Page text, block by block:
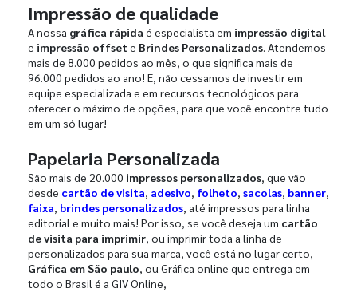
Impressão de qualidade
A nossa gráfica rápida é especialista em impressão digital
e impressão offset e Brindes Personalizados. Atendemos
mais de 8.000 pedidos ao mês, o que significa mais de
96.000 pedidos ao ano! E, não cessamos de investir em
equipe especializada e em recursos tecnológicos para
oferecer o máximo de opções, para que você encontre tudo
em um só lugar!
Papelaria Personalizada
São mais de 20.000 impressos personalizados, que vão
desde cartão de visita, adesivo, folheto, sacolas, banner,
faixa, brindes personalizados, até impressos para linha
editorial e muito mais! Por isso, se você deseja um cartão
de visita para imprimir, ou imprimir toda a linha de
personalizados para sua marca, você está no lugar certo,
Gráfica em São paulo, ou Gráfica online que entrega em
todo o Brasil é a GIV Online,